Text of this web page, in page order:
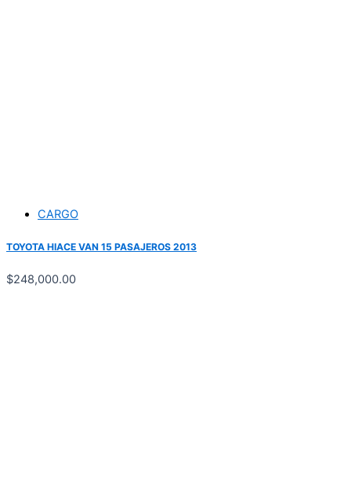
CARGO
TOYOTA HIACE VAN 15 PASAJEROS 2013
$248,000.00